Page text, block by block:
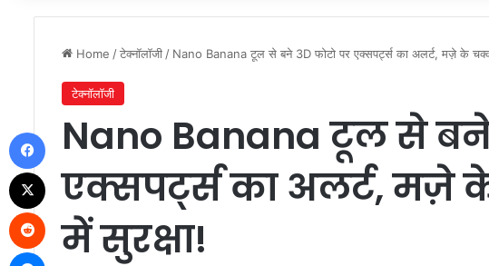
Home /टेक्नॉलॉजी / Nano Banana टूल से बने 3D फोटो पर एक्सपर्ट्स का अलर्ट, मज़े के
टेक्नॉलॉजी
Nano Banana टूल से बने
एक्सपर्ट्स का अलर्ट,
में सुरक्षा!
Facebook
Messenger